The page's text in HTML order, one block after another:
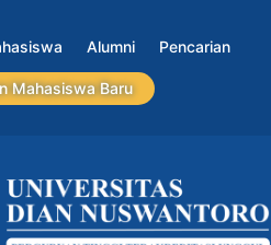
Alumni Pencarian
Mahasiswa Baru